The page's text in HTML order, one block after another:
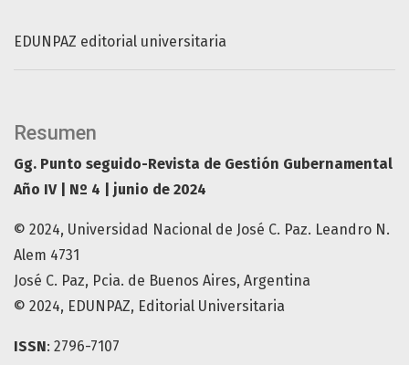
EDUNPAZ editorial universitaria
Resumen
Gg. Punto seguido-Revista de Gestión Gubernamental
Año IV | Nº 4 | junio de 2024
© 2024, Universidad Nacional de José C. Paz. Leandro N.
Alem 4731
José C. Paz, Pcia. de Buenos Aires, Argentina
© 2024, EDUNPAZ, Editorial Universitaria
ISSN: 2796-7107